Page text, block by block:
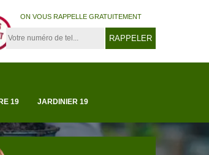
ON VOUS RAPPELLE GRATUITEMENT
19 JARDINIER 19